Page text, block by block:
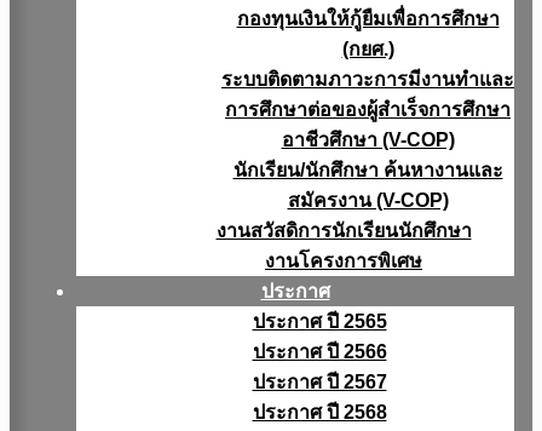
กองทุนเงินให้กู้ยืมเพื่อการศึกษา
(กยศ.)
ระบบติดตามภาวะการมีงานทำและ
การศึกษาต่อของผู้สำเร็จการศึกษา
อาชีวศึกษา (V-COP)
นักเรียน/นักศึกษา ค้นหางานและ
สมัครงาน (V-COP)
งานสวัสดิการนักเรียนนักศึกษา
งานโครงการพิเศษ
ประกาศ
ประกาศ ปี 2565
ประกาศ ปี 2566
ประกาศ ปี 2567
ประกาศ ปี 2568